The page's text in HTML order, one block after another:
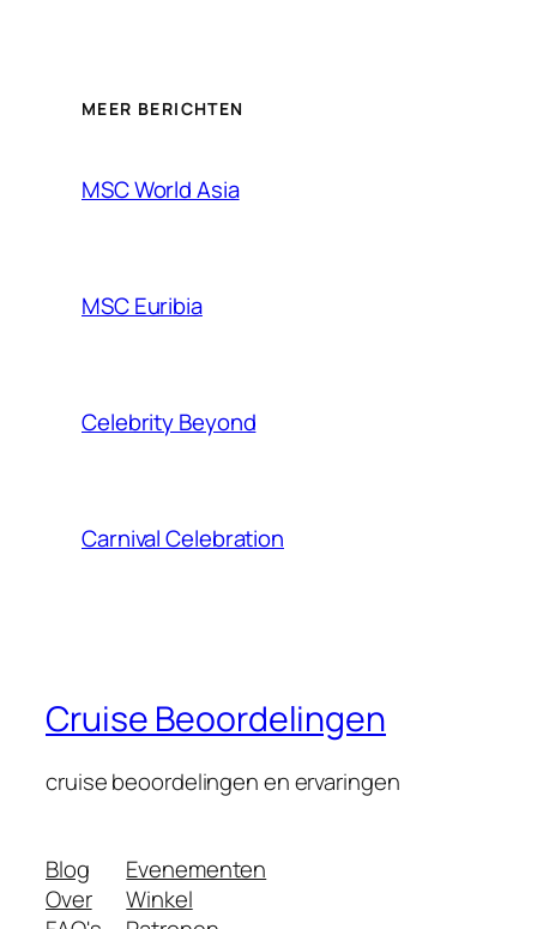
MEER BERICHTEN
MSC World Asia
MSC Euribia
Celebrity Beyond
Carnival Celebration
Cruise Beoordelingen
cruise beoordelingen en ervaringen
Blog
Over
Evenementen
Winkel